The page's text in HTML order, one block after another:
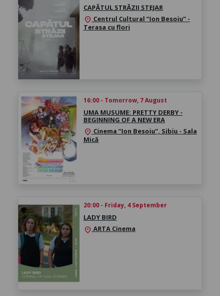
CAPĂTUL STRĂZII STEJAR
location_on Centrul Cultural “Ion Besoiu” -
Terasa cu flori
16:00 - Tomorrow, 7 August
UMA MUSUME: PRETTY DERBY -
BEGINNING OF A NEW ERA
location_on Cinema “Ion Besoiu”, Sibiu - Sala
Mică
20:00 - Friday, 4 September
LADY BIRD
location_onARTA Cinema